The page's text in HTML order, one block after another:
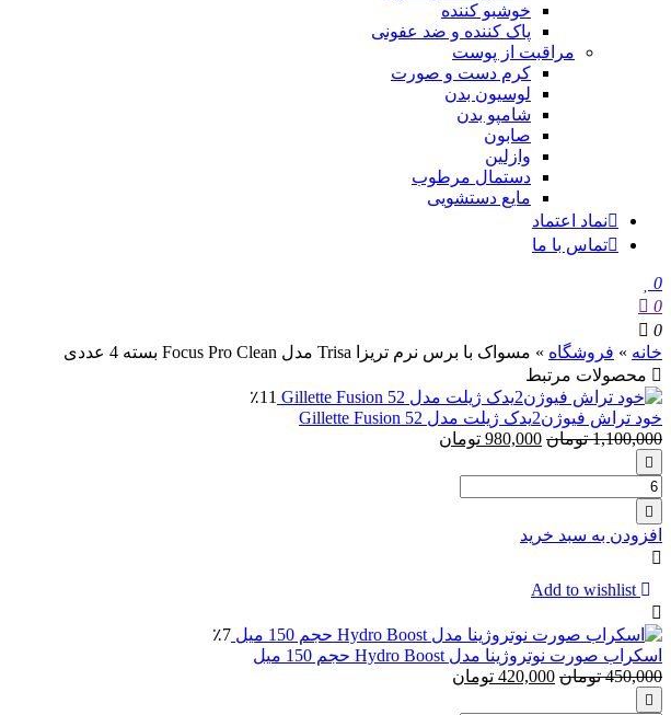
خوشبو کننده
پاک کننده و ضد عفونی
مراقبت از پوست
کرم دست و صورت
لوسیون بدن
شامپو بدن
صابون
وازلین
دستمال مرطوب
مایع دستشویی
نماد اعتماد
تماس با ما
0
0
0
خانه » فروشگاه » مسواک با برس نرم تریزا Trisa مدل Focus Pro Clean بسته 4 عددی
محصولات مرتبط
٪11
خود تراش فیوژن2یدک ژیلت مدل Gillette Fusion 52
1,100,000 تومان 980,000 تومان
تعداد:
خود
تراش
فیوژن2یدک
ژیلت
مدل
Gillette
Fusion
52
افزودن به سبد خرید
Add to wishlist
٪7
اسکراب صورت نوتروژینا مدل Hydro Boost حجم 150 میل
450,000 تومان 420,000 تومان